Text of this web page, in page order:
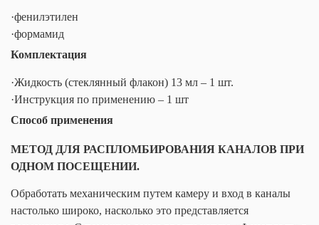
·фенилэтилен
·формамид
Комплектация
·Жидкость (стеклянный флакон) 13 мл – 1 шт.
·Инструкция по применению – 1 шт
Способ применения
МЕТОД ДЛЯ РАСПЛОМБИРОВАНИЯ КАНАЛОВ ПРИ
ОДНОМ ПОСЕЩЕНИИ.
Обработать механическим путем камеру и вход в каналы
настолько широко, насколько это представляется